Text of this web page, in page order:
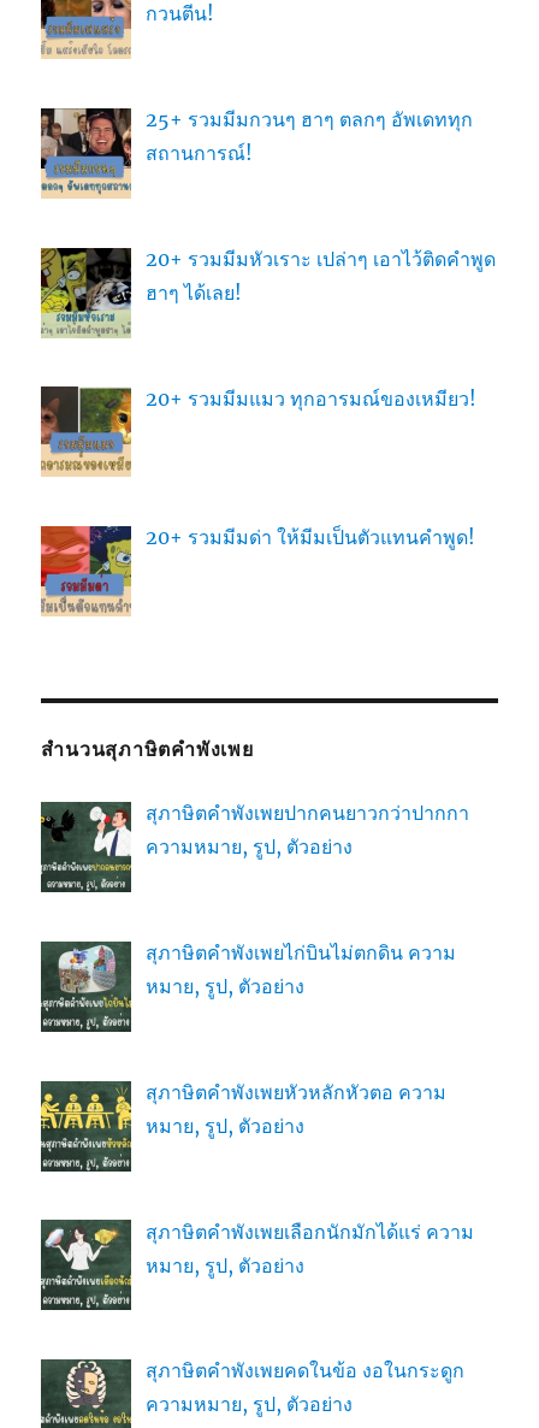
กวนตีน!
25+ รวมมีมกวนๆ ฮาๆ ตลกๆ อัพเดททุก
สถานการณ์!
20+ รวมมีมหัวเราะ เปล่าๆ เอาไว้ติดคำพูด
ฮาๆ ได้เลย!
20+ รวมมีมแมว ทุกอารมณ์ของเหมียว!
20+ รวมมีมด่า ให้มีมเป็นตัวแทนคำพูด!
สำนวนสุภาษิตคำพังเพย
สุภาษิตคำพังเพยปากคนยาวกว่าปากกา
ความหมาย, รูป, ตัวอย่าง
สุภาษิตคำพังเพยไก่บินไม่ตกดิน ความ
หมาย, รูป, ตัวอย่าง
สุภาษิตคำพังเพยหัวหลักหัวตอ ความ
หมาย, รูป, ตัวอย่าง
สุภาษิตคำพังเพยเลือกนักมักได้แร่ ความ
หมาย, รูป, ตัวอย่าง
สุภาษิตคำพังเพยคดในข้อ งอในกระดูก
ความหมาย, รูป, ตัวอย่าง